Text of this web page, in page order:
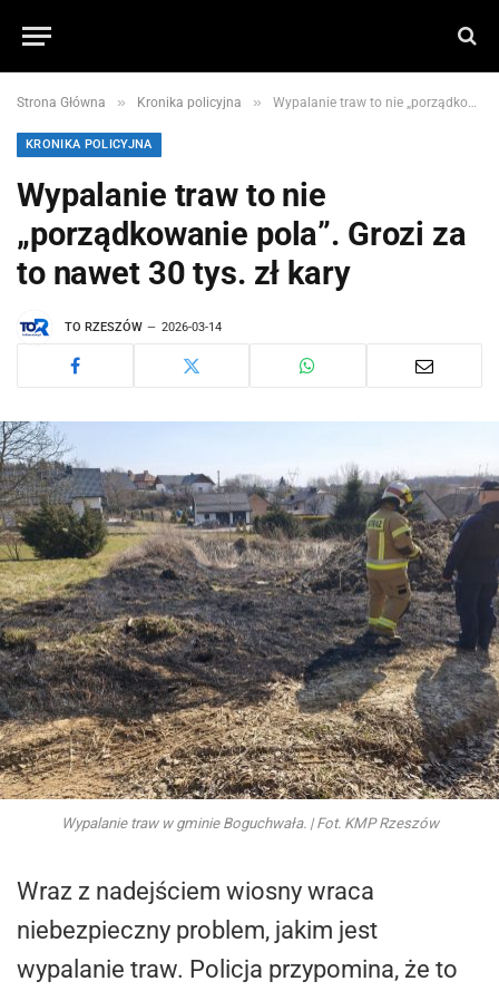
Strona Główna » Kronika policyjna » Wypalanie traw to nie „porządkowanie pola”. Grozi za to nawet 30 tys. zł kary
KRONIKA POLICYJNA
Wypalanie traw to nie
„porządkowanie pola”. Grozi za
to nawet 30 tys. zł kary
TO RZESZÓW 2026-03-14
Wypalanie traw w gminie Boguchwała. | Fot. KMP Rzeszów
Wraz z nadejściem wiosny wraca
niebezpieczny problem, jakim jest
wypalanie traw. Policja przypomina, że to